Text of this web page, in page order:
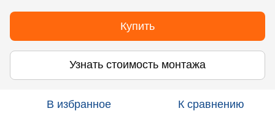
Купить
Узнать стоимость монтажа
В избранное К сравнению